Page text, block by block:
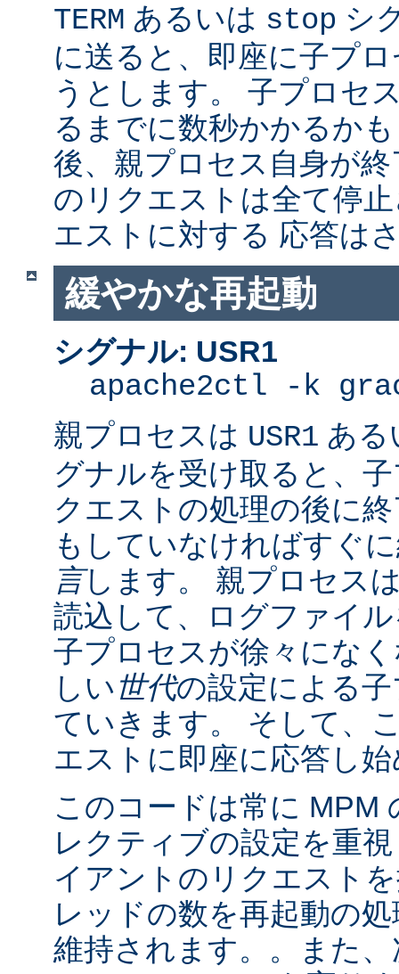
TERM あるいは stop シ
に送ると、即座に子プ
うとします。 子プロセ
るまでに数秒かかるか
後、親プロセス自身が
のリクエストは全て停
エストに対する 応答は
緩やかな再起動
シグナル: USR1
apache2ctl -k
親プロセスは USR1 あ
グナルを受け取ると、
クエストの処理の後に
もしていなければすぐ
言します。 親プロセス
読込して、ログファイ
子プロセスが徐々にな
しい世代の設定による
ていきます。 そして、
エストに即座に応答し
このコードは常に MPM
レクティブの設定を重
イアントのリクエスト
レッドの数を再起動の
維持されます。。また